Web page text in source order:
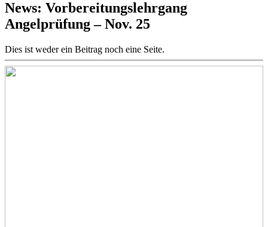
News: Vorbereitungslehrgang
Angelprüfung – Nov. 25
Dies ist weder ein Beitrag noch eine Seite.